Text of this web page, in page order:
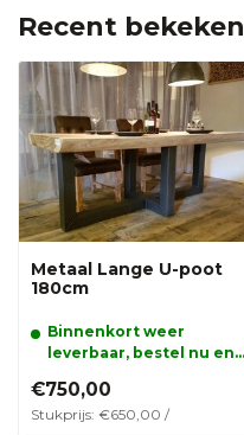
Recent bekeken
Metaal Lange U-poot
180cm
Binnenkort weer
leverbaar, bestel nu en
product.
€750,00
Stukprijs: €650,00 /